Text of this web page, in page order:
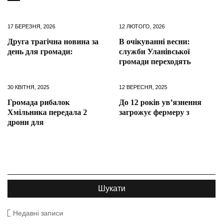
17 БЕРЕЗНЯ, 2026
Друга трагічна новина за
день для громади:
12 ЛЮТОГО, 2026
В очікуванні весни:
служби Уланівської
громади переходять
30 КВІТНЯ, 2025
Громада рибалок
Хмільника передала 2
дрони для
12 ВЕРЕСНЯ, 2025
До 12 років ув’язнення
загрожує фермеру з
Недавні записи